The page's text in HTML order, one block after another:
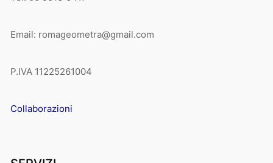
Email: romageometra@gmail.com
P.IVA 11225261004
Collaborazioni